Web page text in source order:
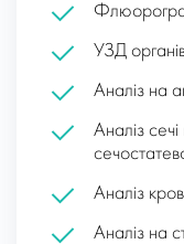
УЗД
Аналіз на
Аналіз
Аналіз
Аналіз на